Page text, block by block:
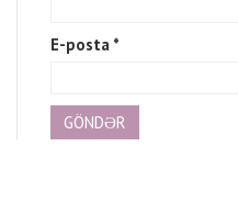
E-posta *